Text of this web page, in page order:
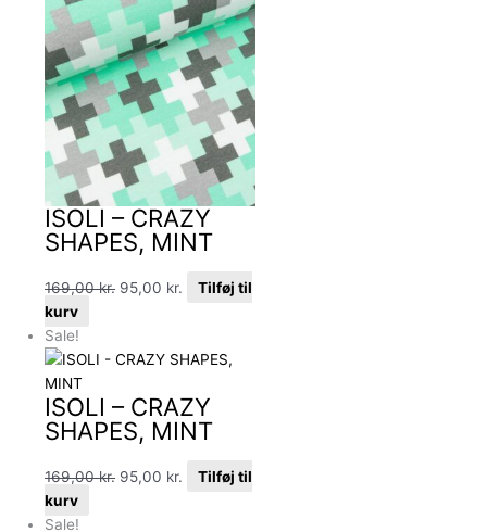
ISOLI – CRAZY
SHAPES, MINT
169,00kr. 95,00 kr.
Tilføj til
kurv
Sale!
ISOLI – CRAZY
SHAPES, MINT
169,00kr. 95,00 kr.
Tilføj til
kurv
Sale!